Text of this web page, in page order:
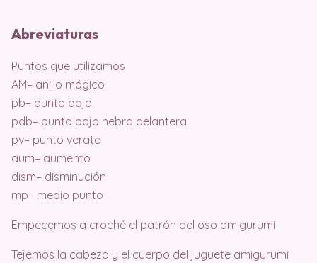
Abreviaturas
Puntos que utilizamos
AM– anillo mágico
pb– punto bajo
pdb– punto bajo hebra delantera
pv– punto verata
aum– aumento
dism– disminución
mp– medio punto
Empecemos a croché el patrón del oso amigurumi
Tejemos la cabeza y el cuerpo del juguete amigurumi